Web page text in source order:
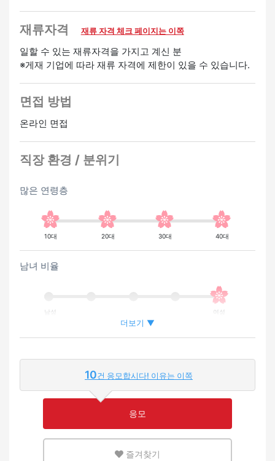
재류자격 재류 자격 체크 페이지는 이쪽
일할 수 있는 재류자격을 가지고 계신 분
※게재 기업에 따라 재류 자격에 제한이 있을 수 있습니다.
면접 방법
온라인 면접
직장 환경 / 분위기
많은 연령층
10대 20대 30대 40대
남녀 비율
남성 여성
외국인이 근무하는 비율
영어 또는 모국어를 살릴 수 있는 환경
더보기 ▼
10건 응모합시다! 이유는 이쪽
응모
즐겨찾기